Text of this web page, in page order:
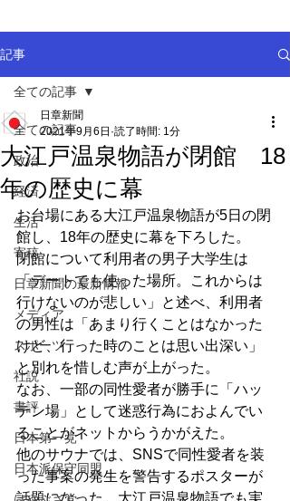
記事
全ての記事
政治
経済
生活
寄稿
日章新聞の最新情報
メディア
スポーツ
社説
書評
日本第一党
日本派保守同盟
全ての記事
大江戸温泉物語が閉館 18
年の歴史に幕
日章新聞
2021年9月6日 読了時間: 1分
お台場にある大江戸温泉物語が5日の閉
館し、18年の歴史に幕を下ろした。
閉館について利用者の男子大学生は
「デートでも使った場所。これからは
行けないのが悲しい」と述べ、利用者
の男性は「あまり行くことはなかった
けど、行った時のことは思い出深い」
と別れを惜しむ声が上がった。
なお、一部の同性愛者が勝手に「ハッ
テン場」として迷惑行為におよんでい
ることがネットからうかがえた。
他のサウナでは、SNSで同性愛者を装
った事案の発生を警告するポスターが
話題になった。大江戸温泉物語でも実